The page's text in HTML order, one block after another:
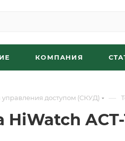
КОМПАНИЯ
доступом (СКУД) —
ACT-